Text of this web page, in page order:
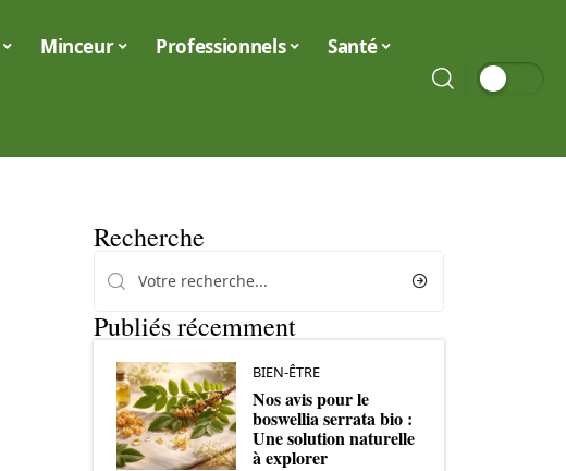
Minceur Professionnels Santé
Recherche
Publiés récemment
BIEN-ÊTRE
Nos avis pour le
boswellia serrata bio :
Une solution naturelle
à explorer